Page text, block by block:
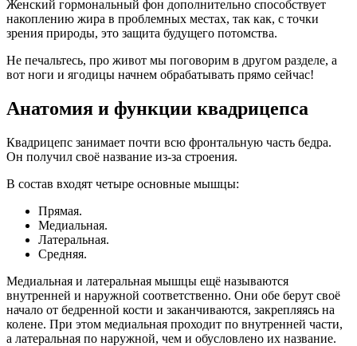
Женский гормональный фон дополнительно способствует
накоплению жира в проблемных местах, так как, с точки
зрения природы, это защита будущего потомства.
Не печальтесь, про живот мы поговорим в другом разделе, а
вот ноги и ягодицы начнем обрабатывать прямо сейчас!
Анатомия и функции квадрицепса
Квадрицепс занимает почти всю фронтальную часть бедра.
Он получил своё название из-за строения.
В состав входят четыре основные мышцы:
Прямая.
Медиальная.
Латеральная.
Средняя.
Медиальная и латеральная мышцы ещё называются
внутренней и наружной соответственно. Они обе берут своё
начало от бедренной кости и заканчиваются, закрепляясь на
колене. При этом медиальная проходит по внутренней части,
а латеральная по наружной, чем и обусловлено их название.